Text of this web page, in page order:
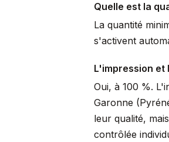
Quelle est la
La quantité
s'activent
L'impression et
Oui, à 100 %.
Garonne
leur qualité,
contrôlée